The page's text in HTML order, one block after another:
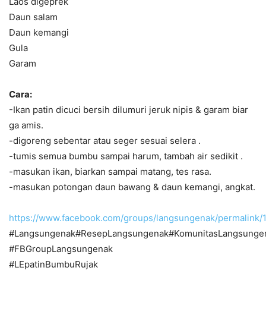
Daun salam
Daun kemangi
Gula
Garam
Cara:
-Ikan patin dicuci bersih dilumuri jeruk nipis & garam biar
ga amis.
-digoreng sebentar atau seger sesuai selera .
-tumis semua bumbu sampai harum, tambah air sedikit .
-masukan ikan, biarkan sampai matang, tes rasa.
-masukan potongan daun bawang & daun kemangi, angkat.
https://www.facebook.com/groups/langsungenak/
#FBGroupLangsungenak
#LEpatinBumbuRujak